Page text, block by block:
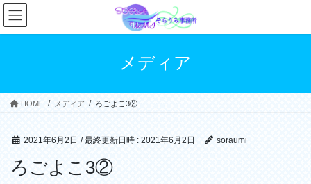
コ
ン
テ
ス
ナ
ビ
ゲ
ン
メディア
HOME メディア ろごよこ3②
2021年6月2日 / 最終更新日時 : 2021年6月2日 soraumi
ろごよこ3②